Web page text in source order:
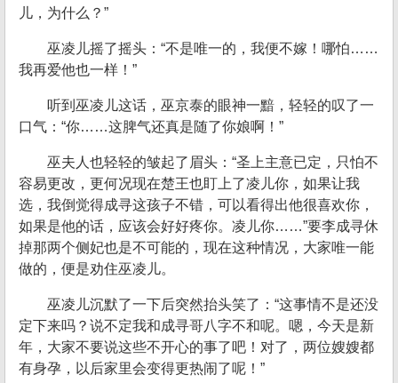
儿，为什么？”
巫凌儿摇了摇头：“不是唯一的，我便不嫁！哪怕……
我再爱他也一样！”
听到巫凌儿这话，巫京泰的眼神一黯，轻轻的叹了一
口气：“你……这脾气还真是随了你娘啊！”
巫夫人也轻轻的皱起了眉头：“圣上主意已定，只怕不
容易更改，更何况现在楚王也盯上了凌儿你，如果让我
选，我倒觉得成寻这孩子不错，可以看得出他很喜欢你，
如果是他的话，应该会好好疼你。凌儿你……”要李成寻休
掉那两个侧妃也是不可能的，现在这种情况，大家唯一能
做的，便是劝住巫凌儿。
巫凌儿沉默了一下后突然抬头笑了：“这事情不是还没
定下来吗？说不定我和成寻哥八字不和呢。嗯，今天是新
年，大家不要说这些不开心的事了吧！对了，两位嫂嫂都
有身孕，以后家里会变得更热闹了呢！”